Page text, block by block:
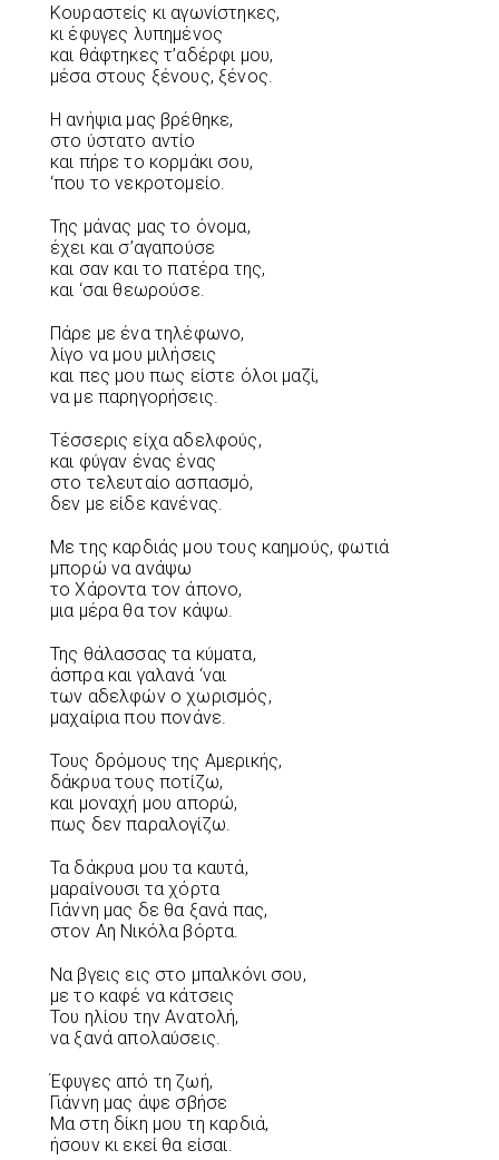
Κουραστείς κι αγωνίστηκες,
κι έφυγες λυπημένος
και θάφτηκες τ’αδέρφι μου,
μέσα στους ξένους, ξένος.
Η ανήψια μας βρέθηκε,
στο ύστατο αντίο
και πήρε το κορμάκι σου,
‘που το νεκροτομείο.
Της μάνας μας το όνομα,
έχει και σ’αγαπούσε
και σαν και το πατέρα της,
και ‘σαι θεωρούσε.
Πάρε με ένα τηλέφωνο,
λίγο να μου μιλήσεις
και πες μου πως είστε όλοι μαζί,
να με παρηγορήσεις.
Τέσσερις είχα αδελφούς,
και φύγαν ένας ένας
στο τελευταίο ασπασμό,
δεν με είδε κανένας.
Με της καρδιάς μου τους καημούς, φωτιά
μπορώ να ανάψω
το Χάροντα τον άπονο,
μια μέρα θα τον κάψω.
Της θάλασσας τα κύματα,
άσπρα και γαλανά ‘ναι
των αδελφών ο χωρισμός,
μαχαίρια που πονάνε.
Τους δρόμους της Αμερικής,
δάκρυα τους ποτίζω,
και μοναχή μου απορώ,
πως δεν παραλογίζω.
Τα δάκρυα μου τα καυτά,
μαραίνουσι τα χόρτα
Γιάννη μας δε θα ξανά πας,
στον Αη Νικόλα βόρτα.
Να βγεις εις στο μπαλκόνι σου,
με το καφέ να κάτσεις
Του ηλίου την Ανατολή,
να ξανά απολαύσεις.
Έφυγες από τη ζωή,
Γιάννη μας άψε σβήσε
Μα στη δίκη μου τη καρδιά,
ήσουν κι εκεί θα είσαι.